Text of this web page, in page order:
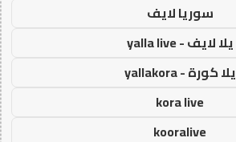
سوريا لايف
يلا لايف - yalla live
يلا كورة - yallakora
kora live
kooralive